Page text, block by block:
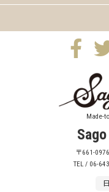
Made-
〒661-
TEL / 06-